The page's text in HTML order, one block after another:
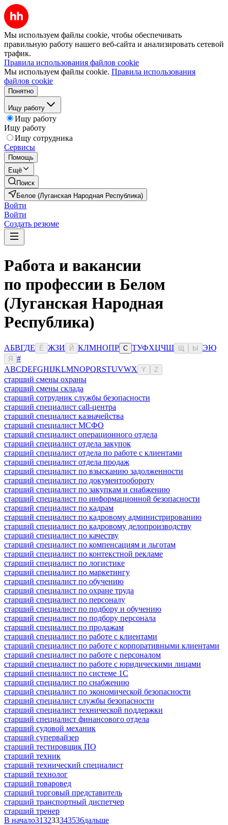
Мы используем файлы cookie, чтобы обеспечивать
правильную работу нашего веб-сайта и анализировать сетевой
трафик.
Правила использования файлов cookie
Мы используем файлы cookie. Правила использования
файлов cookie
Понятно
Ищу работу
Ищу работу
Ищу работу
Ищу сотрудника
Сервисы
Помощь
Ещё
Поиск
Белое (Луганская Народная Республика)
Войти
Войти
Создать резюме
Работа и вакансии
по профессии в Белом
(Луганская Народная
Республика)
АБВГДЕ Ё ЖЗИ Й КЛМНОПР С ТУФХЦЧШ Ы ЭЮ
Я
#
ABCDEFGHIJKLMNOPQRSTUVWX Y Z
старший смены охраны
старший смены склада
старший сотрудник службы безопасности
старший специалист call-центра
старший специалист казначейства
старший специалист МСФО
старший специалист операционного отдела
старший специалист отдела закупок
старший специалист отдела по работе с клиентами
старший специалист отдела продаж
старший специалист по взысканию задолженности
старший специалист по документообороту
старший специалист по закупкам и снабжению
старший специалист по информационной безопасности
старший специалист по кадрам
старший специалист по кадровому администрированию
старший специалист по кадровому делопроизводству
старший специалист по качеству
старший специалист по компенсациям и льготам
старший специалист по контекстной рекламе
старший специалист по логистике
старший специалист по маркетингу
старший специалист по обучению
старший специалист по охране труда
старший специалист по персоналу
старший специалист по подбору и обучению
старший специалист по подбору персонала
старший специалист по продажам
старший специалист по работе с клиентами
старший специалист по работе с корпоративными клиентами
старший специалист по работе с персоналом
старший специалист по работе с юридическими лицами
старший специалист по системе 1С
старший специалист по снабжению
старший специалист по экономической безопасности
старший специалист службы безопасности
старший специалист технической поддержки
старший специалист финансового отдела
старший судовой механик
старший супервайзер
старший тестировщик ПО
старший техник
старший технический специалист
старший технолог
старший товаровед
старший торговый представитель
старший транспортный диспетчер
старший тренер
В начало313233343536дальше